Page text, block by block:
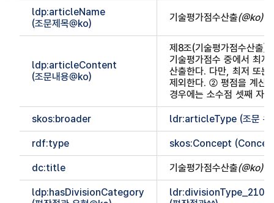
ldp:articleName
(조문제목@ko)
기술평가점수산출(@ko)
ldp:articleContent
(조문내용@ko)
제8조(기술평가점수산출)
기술평가점수 중에서 최
산출한다. 다만, 최저 또
제외한다. ② 평점을 계산
경우에는 소수점 셋째 자
skos:broader ldr:articleType (조문 유
rdf:type skos:Concept
dc:title 기술평가점수산출(@ko)
ldp:hasDivisionCategory